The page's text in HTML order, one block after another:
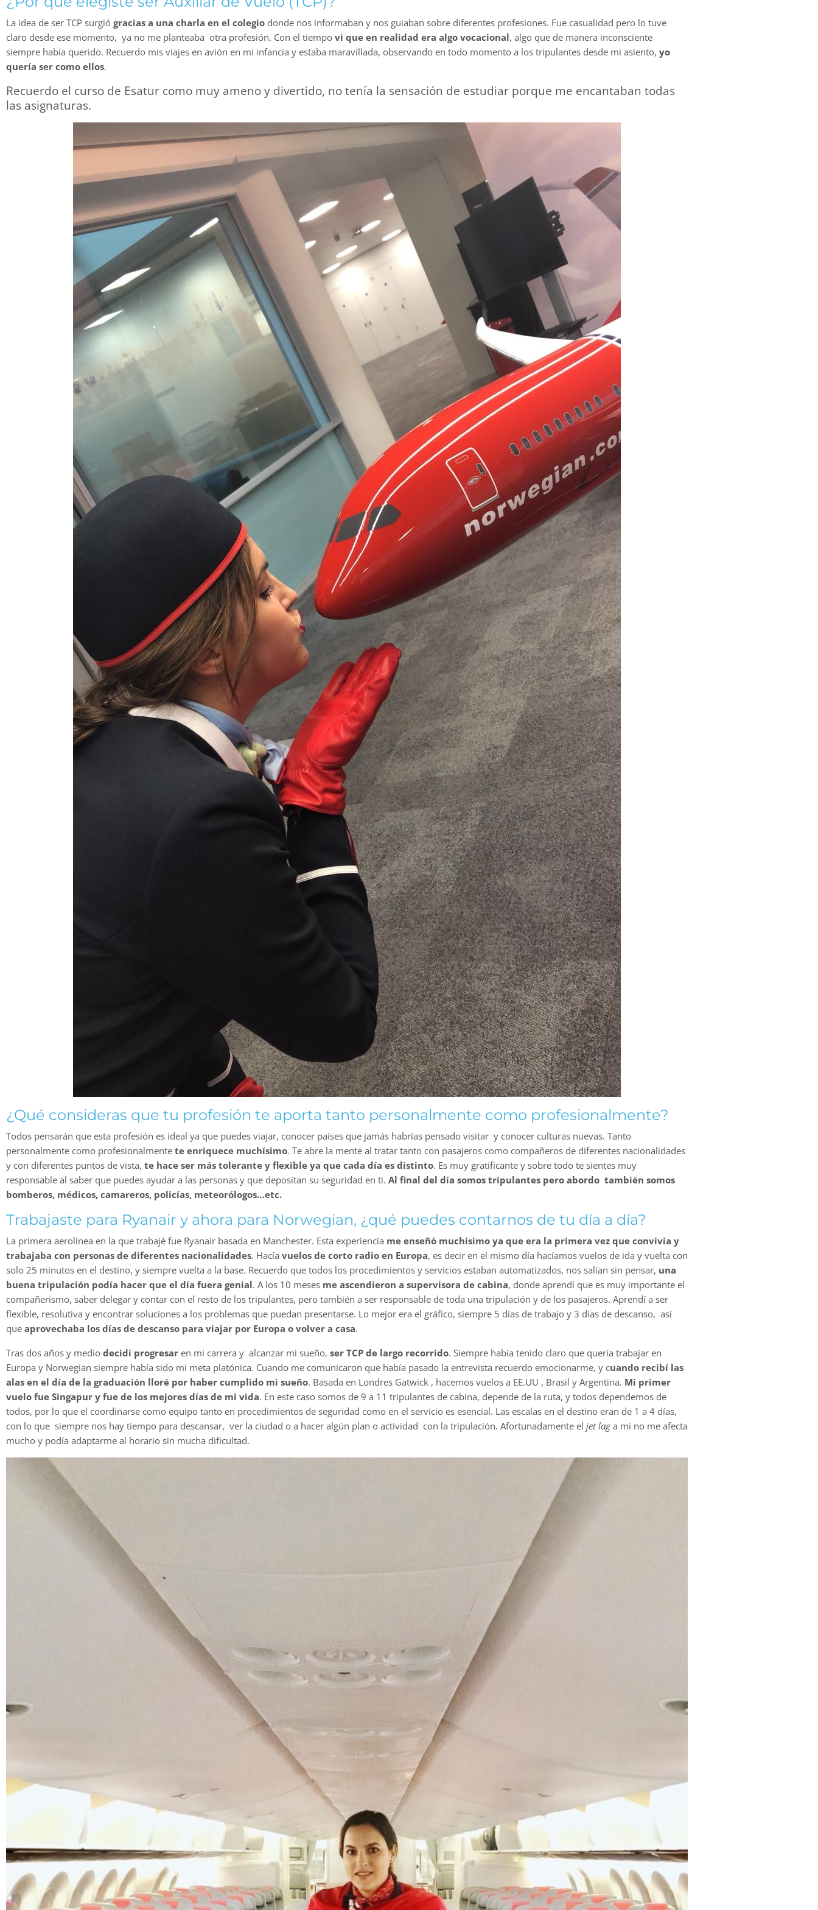
La idea de ser TCP surgió gracias a una charla en el colegio donde nos informaban y nos guiaban sobre diferentes profesiones. Fue casualidad pero lo tuve
claro desde ese momento, ya no me planteaba otra profesión. Con el tiempo vi que en realidad era algo vocacional, algo que de manera inconsciente
siempre había querido. Recuerdo mis viajes en avión en mi infancia y estaba maravillada, observando en todo momento a los tripulantes desde mi asiento, yo
quería ser como ellos.
Recuerdo el curso de Esatur como muy ameno y divertido, no tenía la sensación de estudiar porque me encantaban todas
las asignaturas.
¿Qué consideras que tu profesión te aporta tanto personalmente como profesionalmente?
Todos pensarán que esta profesión es ideal ya que puedes viajar, conocer países que jamás habrías pensado visitar y conocer culturas nuevas. Tanto
personalmente como profesionalmente te enriquece muchísimo. Te abre la mente al tratar tanto con pasajeros como compañeros de diferentes nacionalidades
y con diferentes puntos de vista, te hace ser más tolerante y flexible ya que cada día es distinto. Es muy gratificante y sobre todo te sientes muy
responsable al saber que puedes ayudar a las personas y que depositan su seguridad en ti. Al final del día somos tripulantes pero abordo también somos
bomberos, médicos, camareros, policías, meteorólogos…etc.
Trabajaste para Ryanair y ahora para Norwegian, ¿qué puedes contarnos de tu día a día?
La primera aerolínea en la que trabajé fue Ryanair basada en Manchester. Esta experiencia me enseñó muchísimo ya que era la primera vez que convivía y
trabajaba con personas de diferentes nacionalidades. Hacía vuelos de corto radio en Europa, es decir en el mismo día hacíamos vuelos de ida y vuelta con
solo 25 minutos en el destino, y siempre vuelta a la base. Recuerdo que todos los procedimientos y servicios estaban automatizados, nos salían sin pensar, una
buena tripulación podía hacer que el día fuera genial. A los 10 meses me ascendieron a supervisora de cabina, donde aprendí que es muy importante el
compañerismo, saber delegar y contar con el resto de los tripulantes, pero también a ser responsable de toda una tripulación y de los pasajeros. Aprendí a ser
flexible, resolutiva y encontrar soluciones a los problemas que puedan presentarse. Lo mejor era el gráfico, siempre 5 días de trabajo y 3 días de descanso, así
que aprovechaba los días de descanso para viajar por Europa o volver a casa.
Tras dos años y medio decidí progresar en mi carrera y alcanzar mi sueño, ser TCP de largo recorrido. Siempre había tenido claro que quería trabajar en
Europa y Norwegian siempre había sido mi meta platónica. Cuando me comunicaron que había pasado la entrevista recuerdo emocionarme, y cuando recibí las
alas en el día de la graduación lloré por haber cumplido mi sueño. Basada en Londres Gatwick , hacemos vuelos a EE.UU , Brasil y Argentina. Mi primer
vuelo fue Singapur y fue de los mejores días de mi vida. En este caso somos de 9 a 11 tripulantes de cabina, depende de la ruta, y todos dependemos de
todos, por lo que el coordinarse como equipo tanto en procedimientos de seguridad como en el servicio es esencial. Las escalas en el destino eran de 1 a 4 días,
con lo que siempre nos hay tiempo para descansar, ver la ciudad o a hacer algún plan o actividad con la tripulación. Afortunadamente el jet lag a mi no me afecta
mucho y podía adaptarme al horario sin mucha dificultad.